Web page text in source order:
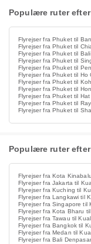
Populære ruter
Flyrejser fra Phuket til
Flyrejser fra Phuket til
Flyrejser fra Phuket til
Flyrejser fra Phuket til
Flyrejser fra Phuket til
Flyrejser fra Phuket til Ho
Flyrejser fra Phuket til
Flyrejser fra Phuket til
Flyrejser fra Phuket til Hat
Flyrejser fra Phuket til
Flyrejser fra Phuket til
Populære ruter
Flyrejser fra Kota
Flyrejser fra Jakarta til
Flyrejser fra Kuching til
Flyrejser fra Langkawi til
Flyrejser fra Singapore til
Flyrejser fra Kota Bharu
Flyrejser fra Tawau til
Flyrejser fra Bangkok til
Flyrejser fra Medan til
Flyrejser fra Bali